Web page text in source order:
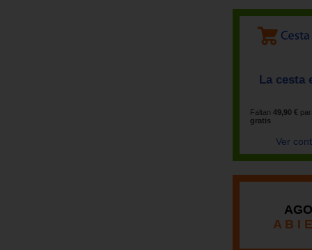
La cesta
Faltan 49,90 €
gratis
Ver
A B I